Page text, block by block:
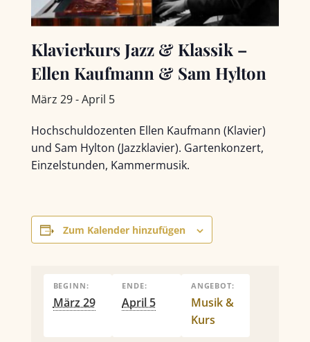
BEGINN:
März 29
ENDE:
April 5
ANGEBOT:
Musik &
Kurs
Klavierkurs Jazz & Klassik –
Ellen Kaufmann & Sam Hylton
März 29-April 5
Hochschuldozenten Ellen Kaufmann (Klavier)
und Sam Hylton (Jazzklavier). Gartenkonzert,
Einzelstunden, Kammermusik.
Zum Kalender hinzufügen